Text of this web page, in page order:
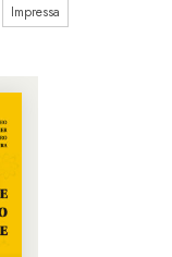
Impressa